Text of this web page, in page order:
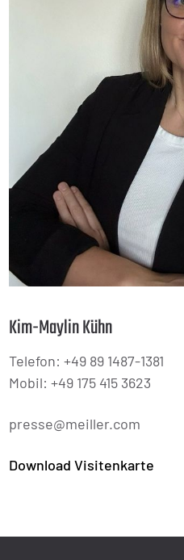
Kim-Maylin Kühn
Telefon: +49 89 1487-1381
Mobil: +49 175 415 3623
presse@meiller.com
Download Visitenkarte